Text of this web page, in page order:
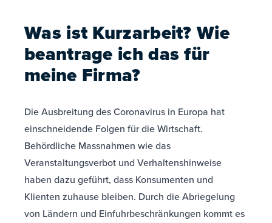
Was ist Kurzarbeit? Wie
beantrage ich das für
meine Firma?
Die Ausbreitung des Coronavirus in Europa hat
einschneidende Folgen für die Wirtschaft.
Behördliche Massnahmen wie das
Veranstaltungsverbot und Verhaltenshinweise
haben dazu geführt, dass Konsumenten und
Klienten zuhause bleiben. Durch die Abriegelung
von Ländern und Einfuhrbeschränkungen kommt es